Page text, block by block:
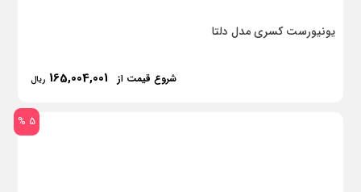
یونیورست کسری مدل دلتا
شروع قیمت از 165,004,001 ریال
5 %